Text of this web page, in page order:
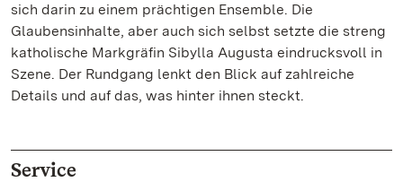
sich darin zu einem prächtigen Ensemble. Die
Glaubensinhalte, aber auch sich selbst setzte die streng
katholische Markgräfin Sibylla Augusta eindrucksvoll in
Szene. Der Rundgang lenkt den Blick auf zahlreiche
Details und auf das, was hinter ihnen steckt.
Service